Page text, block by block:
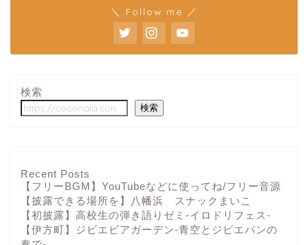
＼ Follow me ／
検索
検索
Recent Posts
【フリーBGM】YouTubeなどに使ってね/フリー音源
【披露できる場所を】八幡浜 スナックまいこ
【初披露】高校生の弾き語りゼミ-イロドリフェス-
【伊方町】ジビエビアガーデン-青空とジビエパンの